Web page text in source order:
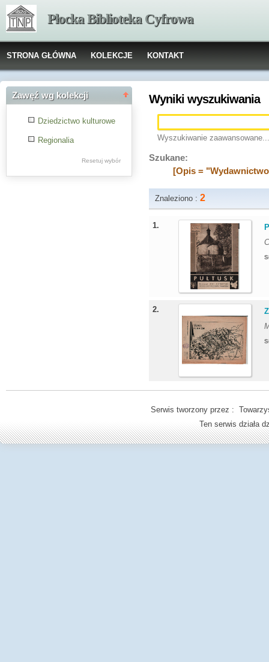
Płocka Biblioteka Cyfrowa
STRONA GŁÓWNA KOLEKCJE KONTAKT
Zawęź wg kolekcji
Dziedzictwo kulturowe
Regionalia
Resetuj wybór
Wyniki wyszukiwania
Wyszukiwanie zaawansowane...
Szukane:
[Opis =
Znaleziono :2
1.
2.
Serwis tworzony przez :
Ten serwis działa